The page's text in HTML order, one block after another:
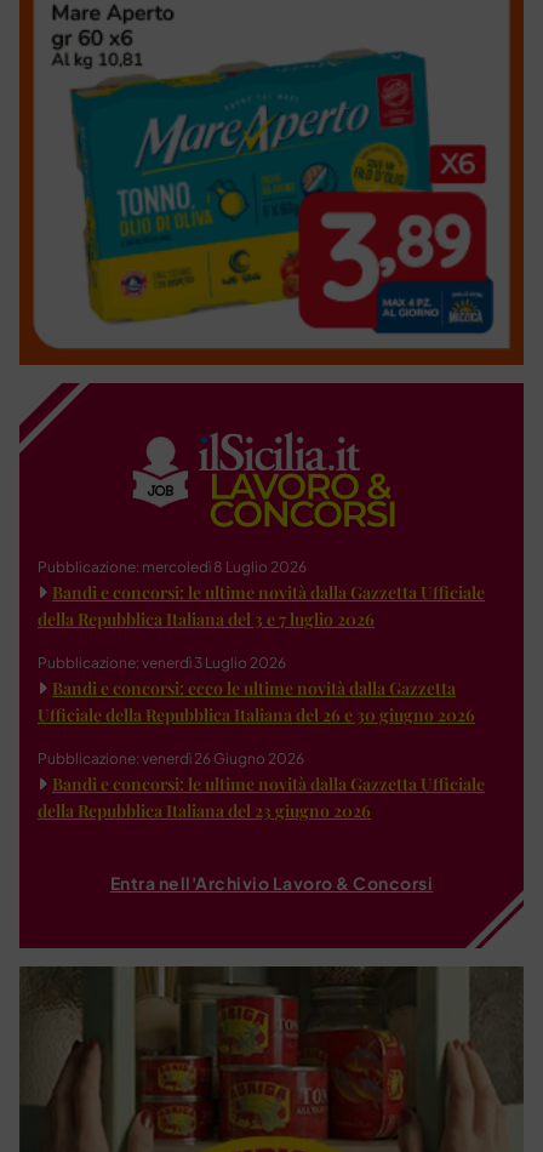
Pubblicazione: mercoledì 8 Luglio 2026
Bandi e concorsi: le ultime novità dalla Gazzetta Ufficiale
della Repubblica Italiana del 3 e 7 luglio 2026
Pubblicazione: venerdì 3 Luglio 2026
Bandi e concorsi: ecco le ultime novità dalla Gazzetta
Ufficiale della Repubblica Italiana del 26 e 30 giugno 2026
Pubblicazione: venerdì 26 Giugno 2026
Bandi e concorsi: le ultime novità dalla Gazzetta Ufficiale
della Repubblica Italiana del 23 giugno 2026
Entra nell'Archivio Lavoro & Concorsi